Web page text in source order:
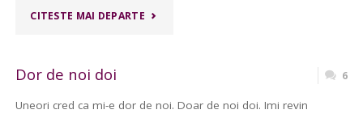
CITESTE MAI DEPARTE"A
Dor de noi doi 6
Uneori cred ca mi-e dor de noi. Doar de noi doi. Imi revin